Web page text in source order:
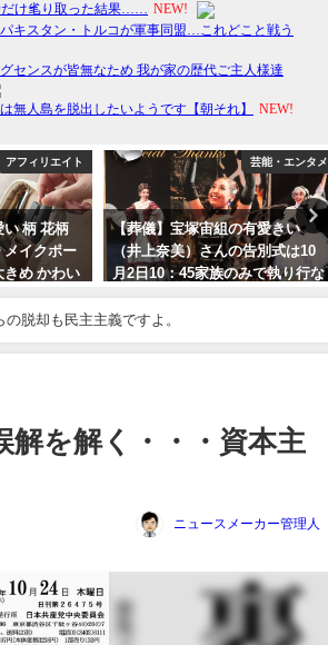
アフィリエイト
柄 花柄
メイクポー
きめ かわい
ト 縦型 収納
韓国 メイク
芸能・エンタメ
【葬儀】宝塚宙組の有愛きい
（井上奈美）さんの告別式は10
月2日10：45家族のみで執り行な
われました。予告していた飛び
降り自殺は稽古終了後、満月の
夜に宙へ。。。
脱却も民主主義ですよ。
解を解く・・・資本主
ニュースメーカー管理人